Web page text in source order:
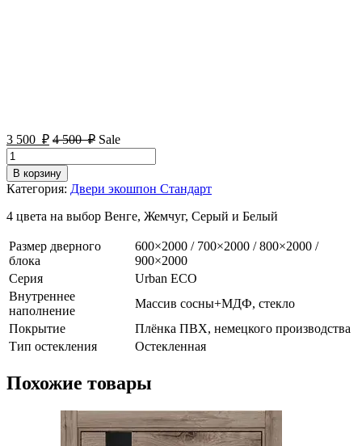
3 500 ₽ 4 500 ₽ Sale
Количество
товара
Межкомнатная
дверь
Акция
В корзину
Категория: Двери экошпон Стандарт
4 цвета на выбор Венге, Жемчуг, Серый и Белый
Размер дверного
блока
600×2000 / 700×2000 / 800×2000 /
900×2000
Серия
Urban ECO
Внутреннее
наполнение
Массив сосны+МДФ, стекло
Покрытие
Плёнка ПВХ, немецкого производства
Тип остекления
Остекленная
Похожие товары